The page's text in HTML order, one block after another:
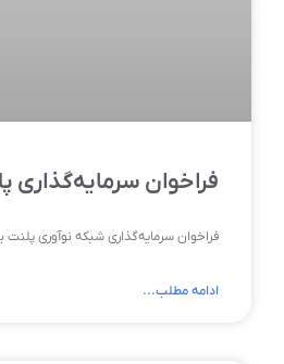
فراخوان سرمایه‌گذاری
فراخوان سرمایه‌گذاری شبکه نوآوری پلنت برای بهار 1405
ادامه مطلب...